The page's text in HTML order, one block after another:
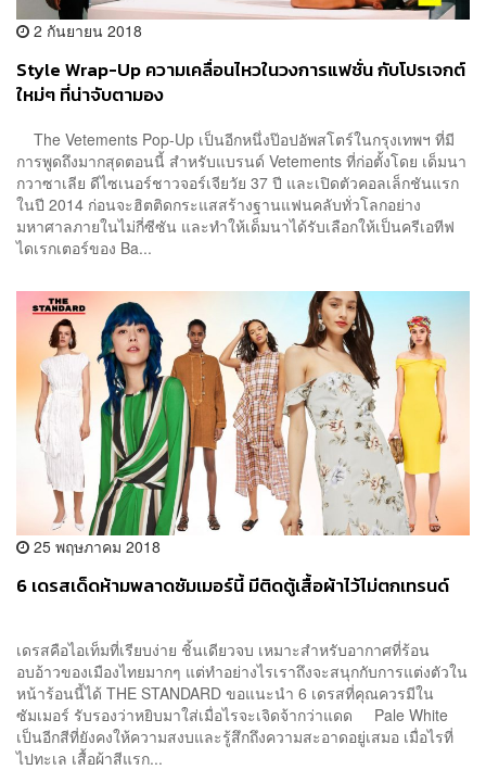
2 กันยายน 2018
Style Wrap-Up ความเคลื่อนไหวในวงการแฟชั่น กับโปรเจกต์
ใหม่ๆ ที่น่าจับตามอง
The Vetements Pop-Up เป็นอีกหนึ่งป๊อปอัพสโตร์ในกรุงเทพฯ ที่มี
การพูดถึงมากสุดตอนนี้ สำหรับแบรนด์ Vetements ที่ก่อตั้งโดย เด็มนา
กวาซาเลีย ดีไซเนอร์ชาวจอร์เจียวัย 37 ปี และเปิดตัวคอลเล็กชันแรก
ในปี 2014 ก่อนจะฮิตติดกระแสสร้างฐานแฟนคลับทั่วโลกอย่าง
มหาศาลภายในไม่กี่ซีซัน และทำให้เด็มนาได้รับเลือกให้เป็นครีเอทีฟ
ไดเรกเตอร์ของ Ba...
25 พฤษภาคม 2018
6 เดรสเด็ดห้ามพลาดซัมเมอร์นี้ มีติดตู้เสื้อผ้าไว้ไม่ตกเทรนด์
เดรสคือไอเท็มที่เรียบง่าย ชิ้นเดียวจบ เหมาะสำหรับอากาศที่ร้อน
อบอ้าวของเมืองไทยมากๆ แต่ทำอย่างไรเราถึงจะสนุกกับการแต่งตัวใน
หน้าร้อนนี้ได้ THE STANDARD ขอแนะนำ 6 เดรสที่คุณควรมีใน
ซัมเมอร์ รับรองว่าหยิบมาใส่เมื่อไรจะเจิดจ้ากว่าแดด Pale White
เป็นอีกสีที่ยังคงให้ความสงบและรู้สึกถึงความสะอาดอยู่เสมอ เมื่อไรที่
ไปทะเล เสื้อผ้าสีแรก...